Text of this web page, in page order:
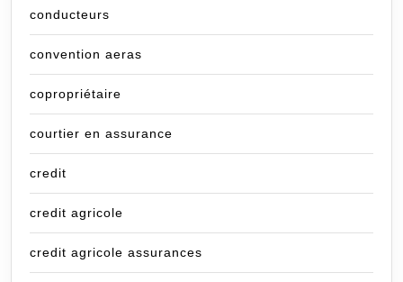
conducteurs
convention aeras
copropriétaire
courtier en assurance
credit
credit agricole
credit agricole assurances